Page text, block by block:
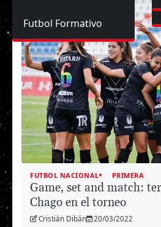
Futbol Formativo
FUTBOL NACIONAL PRIMERA
Game, set and match:
Chago en el torneo
Cristián Dibán 20/03/2022